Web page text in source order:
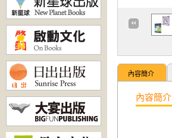
內容簡介
內容簡介